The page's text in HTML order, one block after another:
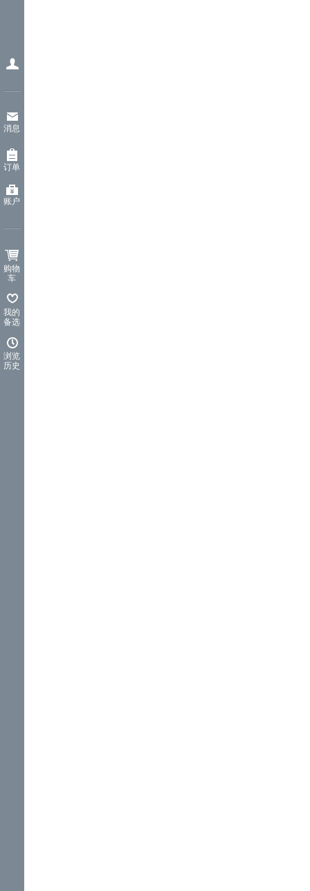
消息
订单
账户
购物
车
我的
备选
浏览
历史